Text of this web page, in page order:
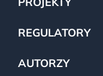
REGULATORY
AUTORZY